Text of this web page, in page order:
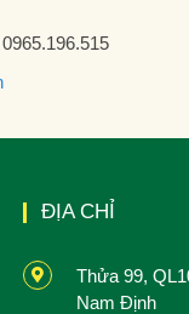
ĐỊA CHỈ
Thửa 99,
Nam Định